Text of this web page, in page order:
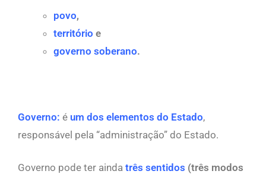
povo,
território e
governo soberano.
Governo: é um dos elementos do Estado,
responsável pela “administração” do Estado.
Governo pode ter ainda três sentidos (três modos